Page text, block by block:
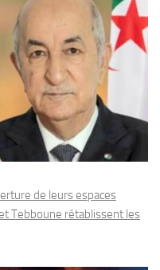
de leurs espaces
Tebboune rétablissent les